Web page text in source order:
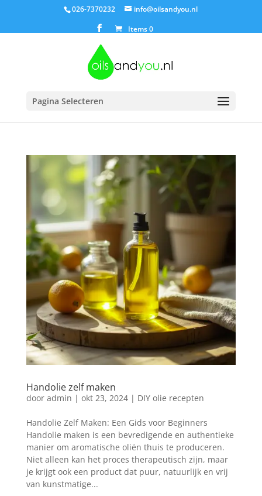
026-7370232
info@oilsandyou.nl
Items 0
Pagina Selecteren
Handolie zelf maken
door admin | okt 23, 2024| DIY olie recepten
Handolie Zelf Maken: Een Gids voor Beginners
Handolie maken is een bevredigende en authentieke
manier om aromatische oliën thuis te produceren.
Niet alleen kan het proces therapeutisch zijn, maar
je krijgt ook een product dat puur, natuurlijk en vrij
van kunstmatige...